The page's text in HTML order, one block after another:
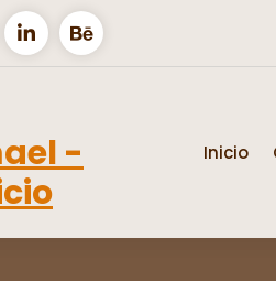
Inicio